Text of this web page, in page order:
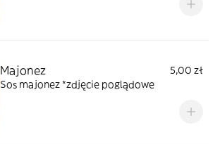
Majonez
5,00 zł
Sos majonez *zdjęcie poglądowe